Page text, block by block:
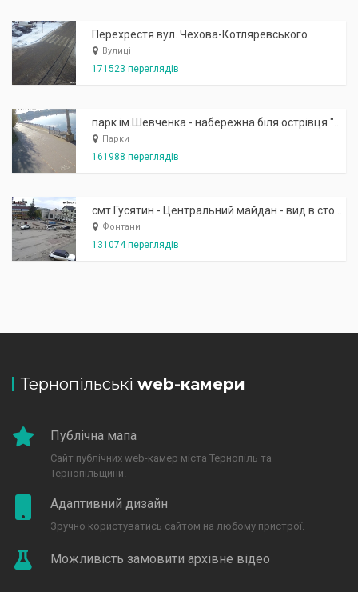
Перехрестя вул. Чехова-Котляревського
Вулиці
171523 переглядів
парк ім.Шевченка - набережна біля острівця "Закоханих"
Парки
161988 переглядів
смт.Гусятин - Центральний майдан - вид в сторону фонтану
Фонтани
131074 переглядів
Тернопільські web-камери
Публічна мапа
Сайт публічних web-камер міста Тернопіль та
Тернопільщини.
Адаптивний дизайн
Зручно користуватись сайтом на любому пристрої.
Можливість замовити архівне відео